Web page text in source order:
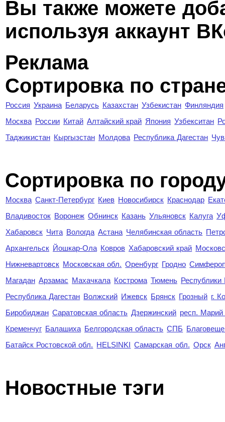
Вы также можете
используя аккаунт
Реклама
Сортировка по
Россия Украина Беларусь Казахстан Узбекистан Финляндия
Москва России Китай Алтайский край Япония Узбекситан
Таджикистан Кыргызстан Молдова Республика Дагестан
Cортировка по
Москва Санкт-Петербург Киев Новосибирск Краснодар
Владивосток Воронеж Обнинск Казань Ульяновск Калуга
Хабаровск Чита Вологда Астана Челябинская область
Архангельск Йошкар-Ола Ковров Хабаровский край
Нижневартовск Московская обл. Оренбург Гродно
Магадан Арзамас Махачкала Кострома Тюмень Республики
Республика Дагестан Волжский Ижевск Брянск Грозный г.
Биробиджан Саратовская область Дзержинский респ.
Кременчуг Балашиха Белгородская область СПБ
Батайск Ростовской обл. HELSINKI Самарская обл. Орск
Новостные тэги